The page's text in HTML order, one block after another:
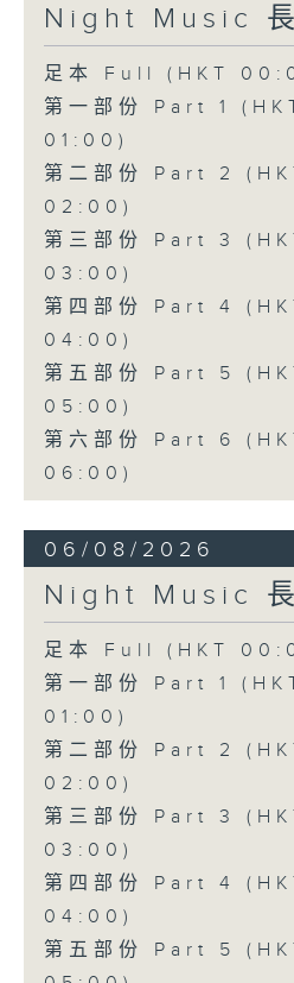
Night Music
足本 Full (HKT
第一部份 Part 1
01:00)
第二部份 Part 2
02:00)
第三部份 Part 3
03:00)
第四部份 Part 4
04:00)
第五部份 Part 5
05:00)
第六部份 Part 6
06:00)
06/08/2026
Night Music
足本 Full (HKT
第一部份 Part 1
01:00)
第二部份 Part 2
02:00)
第三部份 Part 3
03:00)
第四部份 Part 4
04:00)
第五部份 Part 5